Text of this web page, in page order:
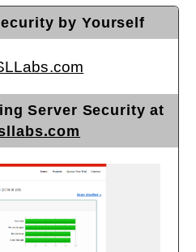
by Yourself
Server Security at